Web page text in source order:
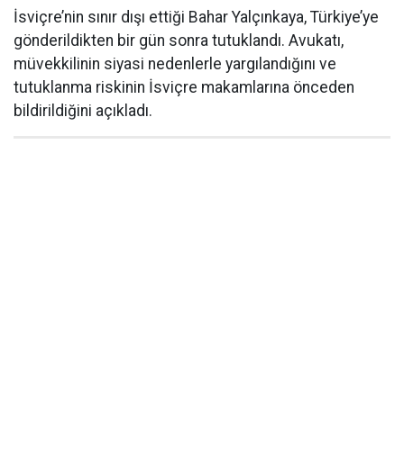
İsviçre’nin sınır dışı ettiği Bahar Yalçınkaya, Türkiye’ye
gönderildikten bir gün sonra tutuklandı. Avukatı,
müvekkilinin siyasi nedenlerle yargılandığını ve
tutuklanma riskinin İsviçre makamlarına önceden
bildirildiğini açıkladı.